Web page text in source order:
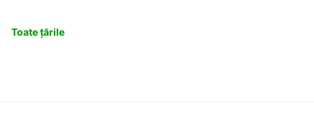
Toate țările